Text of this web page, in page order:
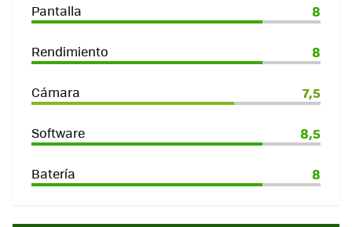
Pantalla 8
Rendimiento 8
Cámara 7,5
Software 8,5
Batería 8